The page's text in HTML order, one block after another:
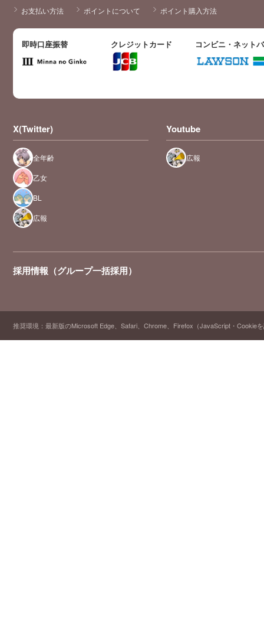
お支払い方法 ポイントについて ポイント購入方法
即時口座振替 クレジットカード コンビニ・ネット
X(Twitter)
全年齢
乙女
BL
広報
Youtube
広報
採用情報（グループ一括採用）
推奨環境：最新版のMicrosoft Edge、Safari、Chrome、Firefox（JavaScript・Cookie